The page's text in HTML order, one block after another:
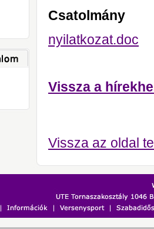
Csatolmány
nyilatkozat.doc
Vissza a
Vissza az oldal